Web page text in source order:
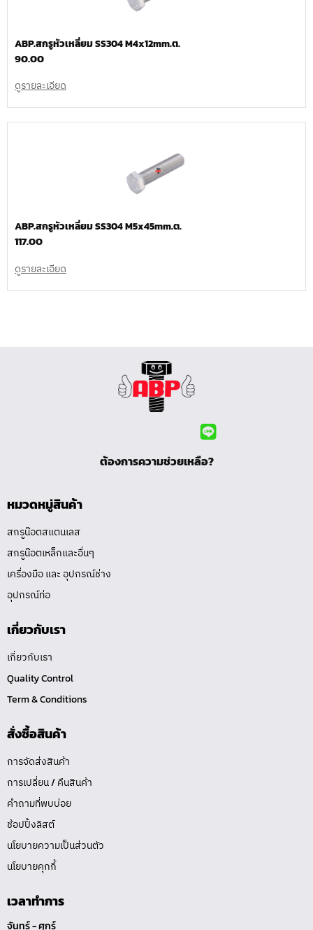
ABP.สกรูหัวเหลี่ยม SS304 M4x12mm.ต.
90.00
ดูรายละเอียด
ABP.สกรูหัวเหลี่ยม SS304 M5x45mm.ต.
117.00
ดูรายละเอียด
ต้องการความช่วยเหลือ?
หมวดหมู่สินค้า
สกรูน๊อตสแตนเลส
สกรูน๊อตเหล็กและอื่นๆ
เครื่องมือ และ อุปกรณ์ช่าง
อุปกรณ์ท่อ
เกี่ยวกับเรา
เกี่ยวกับเรา
Quality Control
Term & Conditions
สั่งซื้อสินค้า
การจัดส่งสินค้า
การเปลี่ยน / คืนสินค้า
คำถามที่พบบ่อย
ช้อปปิ้งลิสต์
นโยบายความเป็นส่วนตัว
นโยบายคุกกี้
เวลาทำการ
จันทร์ - ศุกร์